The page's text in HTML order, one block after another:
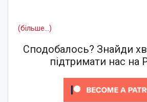
(більше…)
Сподобалось? Знайди
підтримати нас на